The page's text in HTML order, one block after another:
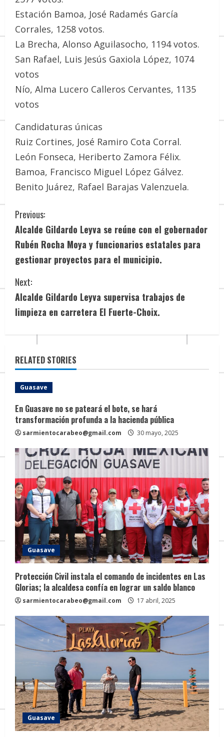
Estación Bamoa, José Radamés García
Corrales, 1258 votos.
La Brecha, Alonso Aguilasocho, 1194 votos.
San Rafael, Luis Jesús Gaxiola López, 1074
votos
Nío, Alma Lucero Calleros Cervantes, 1135
votos
Candidaturas únicas
Ruiz Cortines, José Ramiro Cota Corral.
León Fonseca, Heriberto Zamora Félix.
Bamoa, Francisco Miguel López Gálvez.
Benito Juárez, Rafael Barajas Valenzuela.
C
o
n
t
i
n
e
R
e
a
d
n
g
Previous:
Alcalde Gildardo Leyva se reúne con el gobernador
Rubén Rocha Moya y funcionarios estatales para
gestionar proyectos para el municipio.
Next:
Alcalde Gildardo Leyva supervisa trabajos de
limpieza en carretera El Fuerte-Choix.
RELATED STORIES
Guasave
En Guasave no se pateará el bote, se hará
transformación profunda a la hacienda pública
sarmientocarabeo@gmail.com 30 mayo, 2025
Guasave
Protección Civil instala el comando de incidentes en Las
Glorias; la alcaldesa confía en lograr un saldo blanco
sarmientocarabeo@gmail.com 17 abril, 2025
Guasave